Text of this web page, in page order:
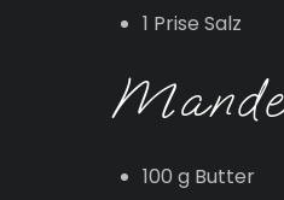
1 Prise Salz
100 g Butter